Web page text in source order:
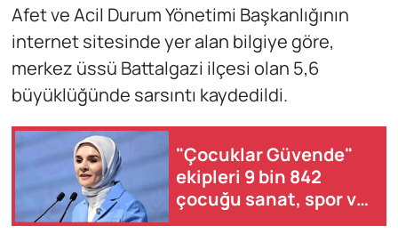
Afet ve Acil Durum Yönetimi Başkanlığının
internet sitesinde yer alan bilgiye göre,
merkez üssü Battalgazi ilçesi olan 5,6
büyüklüğünde sarsıntı kaydedildi.
"Çocuklar Güvende"
ekipleri 9 bin 842
çocuğu sanat, spor ve
sosyal faaliyetlere